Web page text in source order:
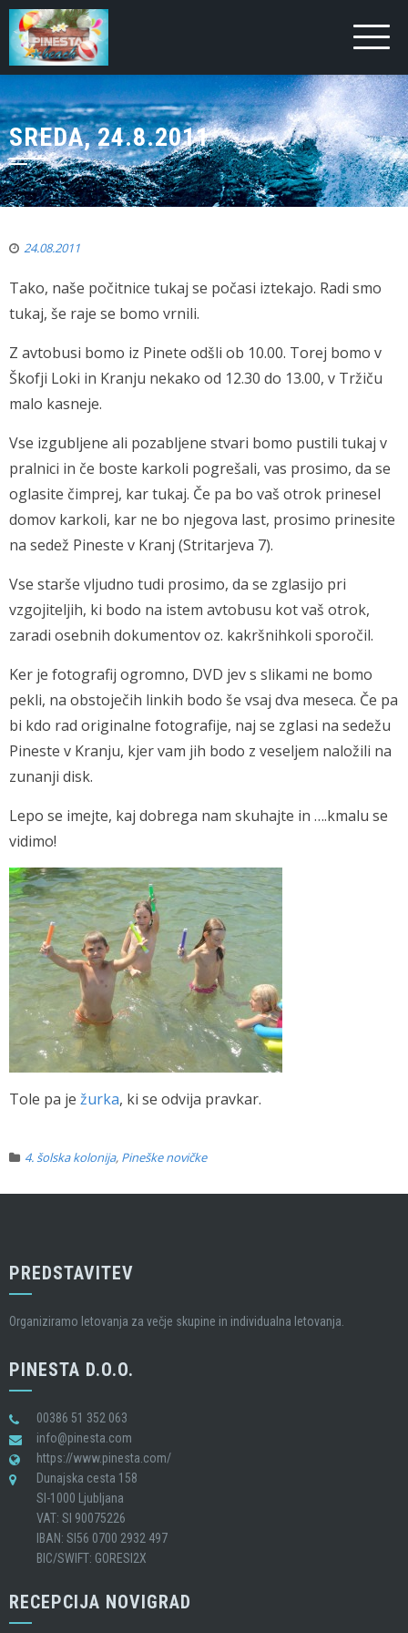
SREDA, 24.8.2011
24.08.2011
Tako, naše počitnice tukaj se počasi iztekajo. Radi smo
tukaj, še raje se bomo vrnili.
Z avtobusi bomo iz Pinete odšli ob 10.00. Torej bomo v
Škofji Loki in Kranju nekako od 12.30 do 13.00, v Tržiču
malo kasneje.
Vse izgubljene ali pozabljene stvari bomo pustili tukaj v
pralnici in če boste karkoli pogrešali, vas prosimo, da se
oglasite čimprej, kar tukaj. Če pa bo vaš otrok prinesel
domov karkoli, kar ne bo njegova last, prosimo prinesite
na sedež Pineste v Kranj (Stritarjeva 7).
Vse starše vljudno tudi prosimo, da se zglasijo pri
vzgojiteljih, ki bodo na istem avtobusu kot vaš otrok,
zaradi osebnih dokumentov oz. kakršnihkoli sporočil.
Ker je fotografij ogromno, DVD jev s slikami ne bomo
pekli, na obstoječih linkih bodo še vsaj dva meseca. Če pa
bi kdo rad originalne fotografije, naj se zglasi na sedežu
Pineste v Kranju, kjer vam jih bodo z veseljem naložili na
zunanji disk.
Lepo se imejte, kaj dobrega nam skuhajte in ….kmalu se
vidimo!
Tole pa je žurka, ki se odvija pravkar.
4. šolska kolonija, Pineške novičke
PREDSTAVITEV
Organiziramo letovanja za večje skupine in individualna letovanja.
PINESTA D.O.O.
00386 51 352 063
info@pinesta.com
https://www.pinesta.com/
Dunajska cesta 158
SI-1000 Ljubljana
VAT: SI 90075226
IBAN: SI56 0700 2932 497
BIC/SWIFT: GORESI2X
RECEPCIJA NOVIGRAD